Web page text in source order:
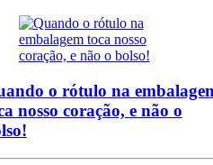
o rótulo na
nosso coração, e não o